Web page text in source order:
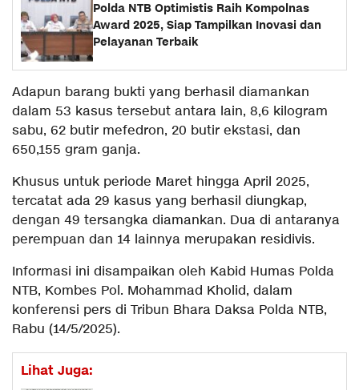
Polda NTB Optimistis Raih Kompolnas
Award 2025, Siap Tampilkan Inovasi dan
Pelayanan Terbaik
Adapun barang bukti yang berhasil diamankan
dalam 53 kasus tersebut antara lain, 8,6 kilogram
sabu, 62 butir mefedron, 20 butir ekstasi, dan
650,155 gram ganja.
Khusus untuk periode Maret hingga April 2025,
tercatat ada 29 kasus yang berhasil diungkap,
dengan 49 tersangka diamankan. Dua di antaranya
perempuan dan 14 lainnya merupakan residivis.
Informasi ini disampaikan oleh Kabid Humas Polda
NTB, Kombes Pol. Mohammad Kholid, dalam
konferensi pers di Tribun Bhara Daksa Polda NTB,
Rabu (14/5/2025).
Lihat Juga: